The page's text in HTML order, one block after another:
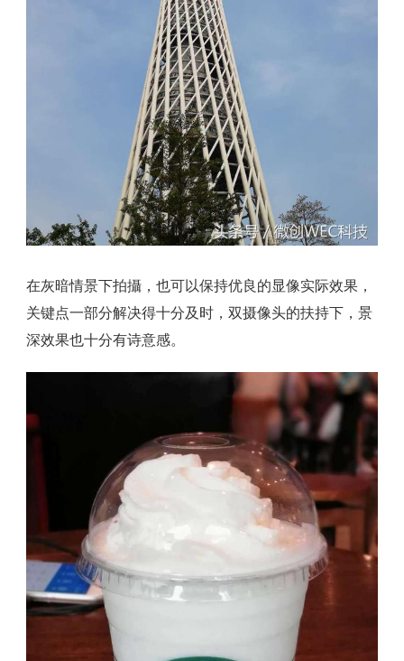
在灰暗情景下拍攝，也可以保持优良的显像实际效果，
关键点一部分解决得十分及时，双摄像头的扶持下，景
深效果也十分有诗意感。